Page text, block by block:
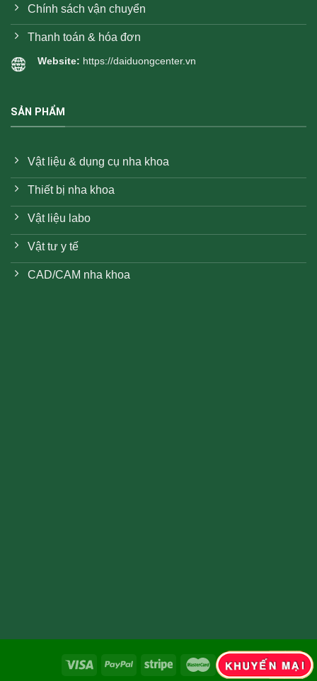
Chính sách vận chuyển
Thanh toán & hóa đơn
Website: https://daiduongcenter.vn
SẢN PHẨM
Vật liệu & dụng cụ nha khoa
Thiết bị nha khoa
Vật liệu labo
Vật tư y tế
CAD/CAM nha khoa